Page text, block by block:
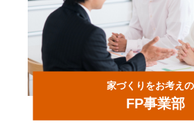
家づくりをお考え
FP事業部